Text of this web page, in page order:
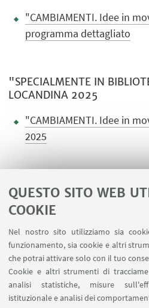
QUESTO SITO WEB
COOKIE
Nel nostro sito utilizziamo sia
funzionamento, sia cookie e altri
che potrai attivare solo con il tuo
Cookie e altri strumenti di
analisi statistiche, misure
istituzionale e analisi dei
"CAMBIAMENTI. Idee in
programma dettagliato
"SPECIALMENTE IN
LOCANDINA 2025
"CAMBIAMENTI. Idee in
2025
Area
SEGUI IL